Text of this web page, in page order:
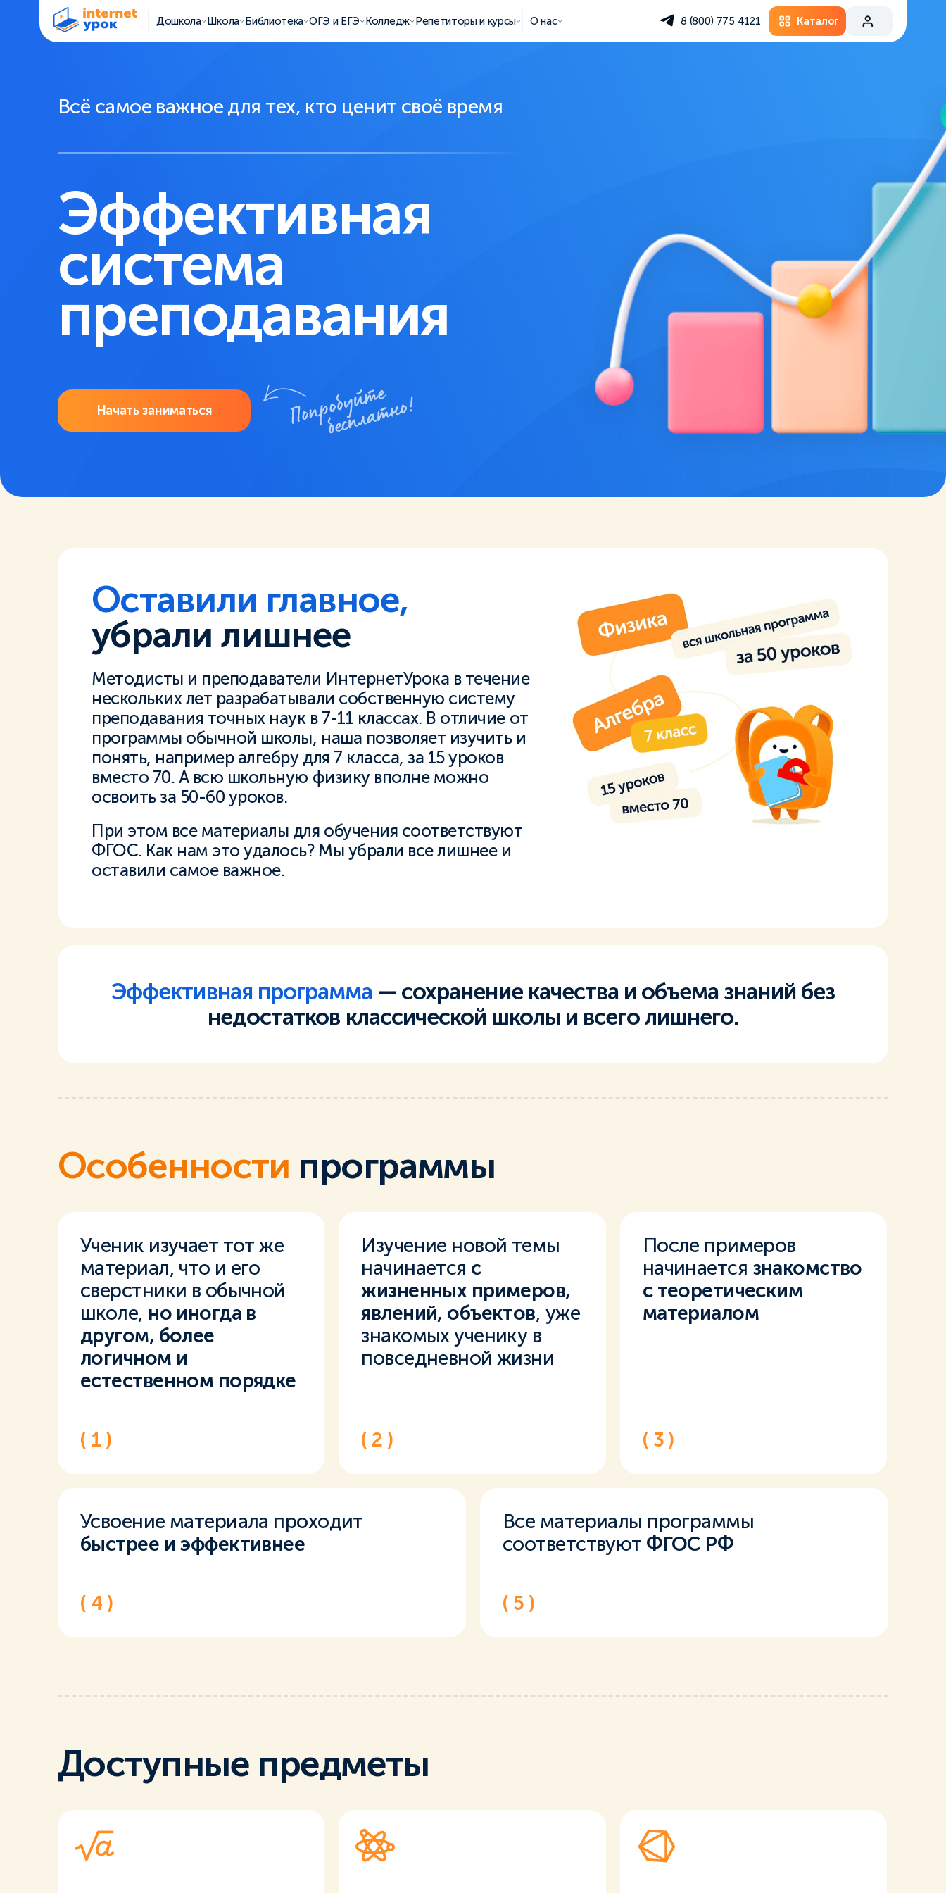
Дошкола Школа Библиотека ОГЭ и ЕГЭ Колледж Репетиторы и курсы О нас 8 (800) 775 4121 Каталог
Всё самое важное для тех, кто ценит своё время
Эффективная
система
преподавания
Начать заниматься
Оставили главное,
убрали лишнее
Методисты и преподаватели ИнтернетУрока в течение
нескольких лет разрабатывали собственную систему
преподавания точных наук в 7-11 классах. В отличие от
программы обычной школы, наша позволяет изучить и
понять, например алгебру для 7 класса, за 15 уроков
вместо 70. А всю школьную физику вполне можно
освоить за 50-60 уроков.
При этом все материалы для обучения соответствуют
ФГОС. Как нам это удалось? Мы убрали все лишнее и
оставили самое важное.
Эффективная программа — сохранение качества и объема знаний без
недостатков классической школы и всего лишнего.
Особенности программы
Ученик изучает тот же
материал, что и его
сверстники в обычной
школе, но иногда в
другом, более
логичном и
естественном порядке
( 1 )
Изучение новой темы
начинается с
жизненных примеров,
явлений, объектов, уже
знакомых ученику в
повседневной жизни
( 2 )
После примеров
начинается знакомство
с теоретическим
материалом
( 3 )
Усвоение материала проходит
быстрее и эффективнее
( 4 )
Все материалы программы
соответствуют ФГОС РФ
( 5 )
Доступные предметы